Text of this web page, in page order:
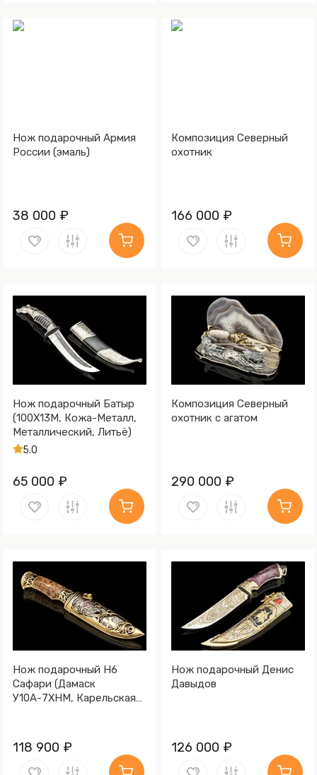
Нож подарочный Армия
России (эмаль)
38 000 ₽
Композиция Северный
охотник
166 000 ₽
Нож подарочный Батыр
(100Х13М, Кожа-Металл,
Металлический, Литьё)
5.0
65 000 ₽
Композиция Северный
охотник с агатом
290 000 ₽
Нож подарочный Н6
Сафари (Дамаск
У10А-7ХНМ, Карельская
118 900 ₽
Нож подарочный Денис
Давыдов
126 000 ₽